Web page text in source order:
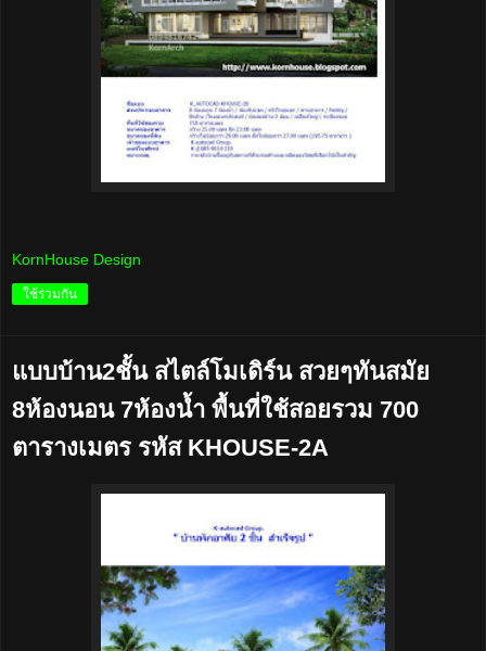
KornHouse Design
ใช้ร่วมกัน
แบบบ้าน2ชั้น สไตล์โมเดิร์น สวยๆทันสมัย
8ห้องนอน 7ห้องน้ำ พื้นที่ใช้สอยรวม 700
ตารางเมตร รหัส KHOUSE-2A